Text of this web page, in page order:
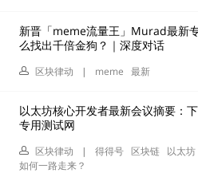
新晋「meme流量王」Murad最新
么找出千倍金狗？｜深度对话
区块律动 | meme 最新
以太坊核心开发者最新会议摘要：
专用测试网
区块律动 | 得得号 区块链 以太坊
如何一路走来？